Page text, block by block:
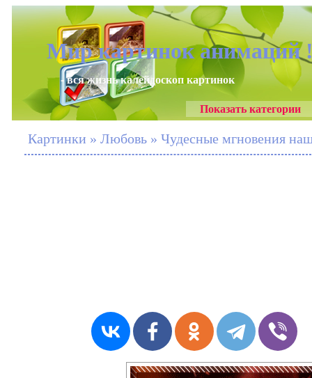
Мир картинок анимаций
- вся жизнь калейдоскоп картинок
Показать категории
Картинки » Любовь » Чудесные мгновения